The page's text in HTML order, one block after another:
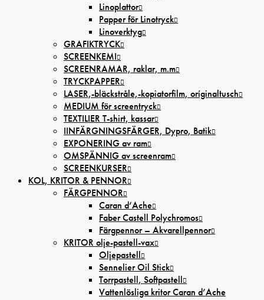
Linoplattor
Papper för Linotryck
Linoverktyg
GRAFIKTRYCK
SCREENKEMI
SCREENRAMAR, raklar, m.m
TRYCKPAPPER
LASER,-bläckstråle,-kopiatorfilm, oríginaltusch
MEDIUM för screentryck
TEXTILIER T-shirt, kassar
IINFÄRGNINGSFÄRGER, Dypro, Batik
EXPONERING av ram
OMSPÄNNIG av screenram
SCREENKURSER
KOL, KRITOR & PENNOR
FÄRGPENNOR
Caran d’Ache
Faber Castell Polychromos
Färgpennor – Akvarellpennor
KRITOR olje-pastell-vax
Oljepastell
Sennelier Oil Stick
Torrpastell, Softpastell
Vattenlösliga kritor Caran d’Ache